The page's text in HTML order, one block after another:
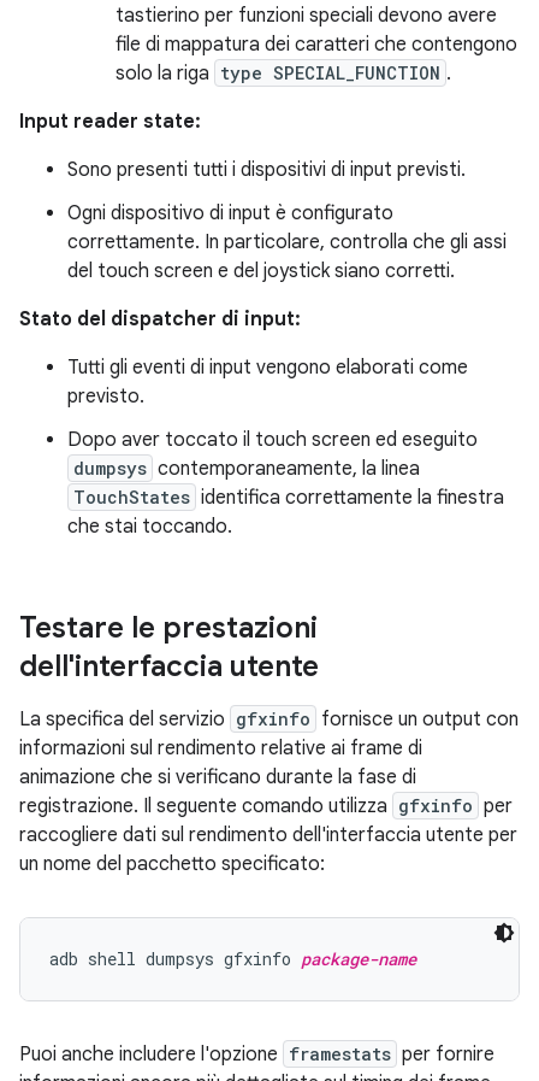
tastierino per funzioni speciali devono avere
file di mappatura dei caratteri che contengono
solo la riga type SPECIAL_FUNCTION .
Input reader state:
Sono presenti tutti i dispositivi di input previsti.
Ogni dispositivo di input è configurato
correttamente. In particolare, controlla che gli assi
del touch screen e del joystick siano corretti.
Stato del dispatcher di input:
Tutti gli eventi di input vengono elaborati come
previsto.
Dopo aver toccato il touch screen ed eseguito
dumpsys contemporaneamente, la linea
TouchStates identifica correttamente la finestra
che stai toccando.
Testare le prestazioni
dell'interfaccia utente
La specifica del servizio gfxinfo fornisce un output con
informazioni sul rendimento relative ai frame di
animazione che si verificano durante la fase di
registrazione. Il seguente comando utilizza gfxinfo per
raccogliere dati sul rendimento dell'interfaccia utente per
un nome del pacchetto specificato:
adb shell dumpsys gfxinfo package-name
Puoi anche includere l'opzione framestats per fornire